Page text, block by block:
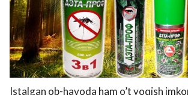
Istalgan ob-havoda ham o’t yoqish